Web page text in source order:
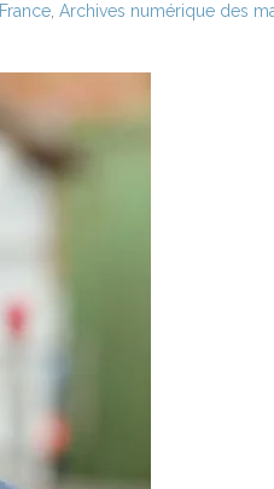
Archives numérique des